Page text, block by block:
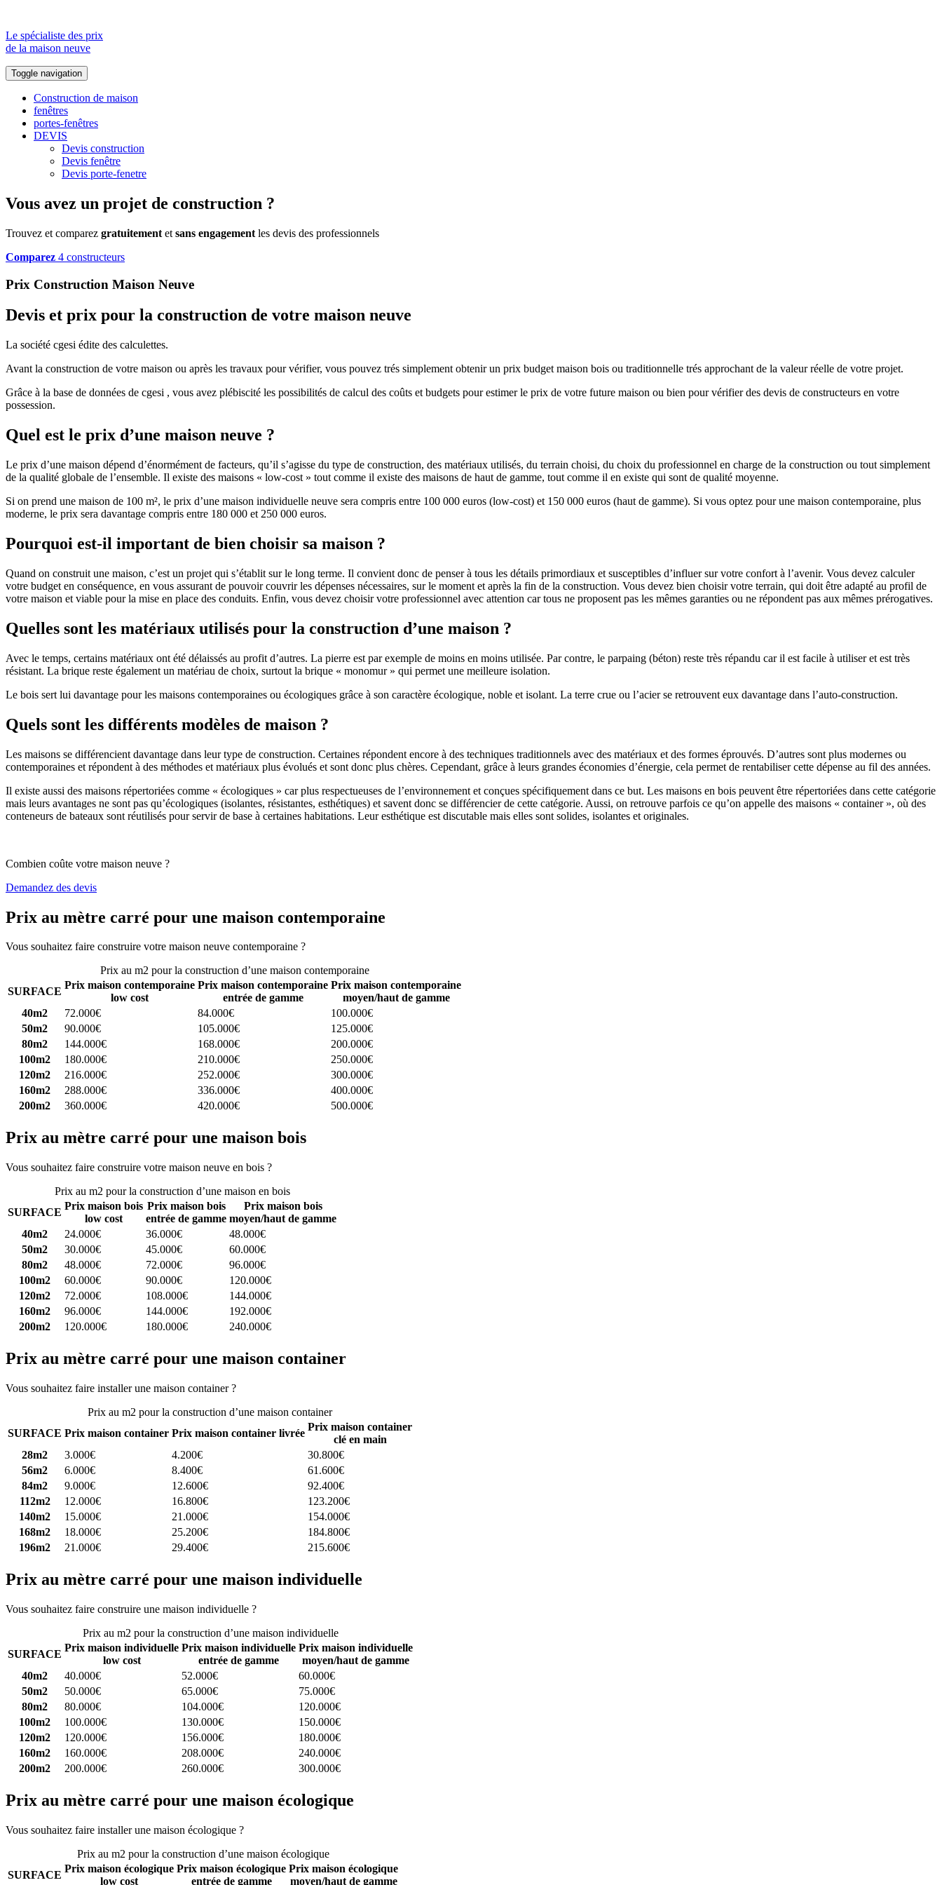
Le spécialiste des prix
de la maison neuve
Toggle navigation
Construction de maison
fenêtres
portes-fenêtres
DEVIS
Devis construction
Devis fenêtre
Devis porte-fenetre
Vous avez un projet de construction ?
Trouvez et comparez gratuitement et sans engagement les devis des professionnels
Comparez 4 constructeurs
Prix Construction Maison Neuve
Devis et prix pour la construction de votre maison neuve
La société cgesi édite des calculettes.
Avant la construction de votre maison ou après les travaux pour vérifier, vous pouvez trés simplement obtenir un prix budget maison bois ou traditionnelle trés approchant de la valeur réelle de votre projet.
Grâce à la base de données de cgesi , vous avez plébiscité les possibilités de calcul des coûts et budgets pour estimer le prix de votre future maison ou bien pour vérifier des devis de constructeurs en votre
possession.
Quel est le prix d’une maison neuve ?
Le prix d’une maison dépend d’énormément de facteurs, qu’il s’agisse du type de construction, des matériaux utilisés, du terrain choisi, du choix du professionnel en charge de la construction ou tout simplement
de la qualité globale de l’ensemble. Il existe des maisons « low-cost » tout comme il existe des maisons de haut de gamme, tout comme il en existe qui sont de qualité moyenne.
Si on prend une maison de 100 m², le prix d’une maison individuelle neuve sera compris entre 100 000 euros (low-cost) et 150 000 euros (haut de gamme). Si vous optez pour une maison contemporaine, plus
moderne, le prix sera davantage compris entre 180 000 et 250 000 euros.
Pourquoi est-il important de bien choisir sa maison ?
Quand on construit une maison, c’est un projet qui s’établit sur le long terme. Il convient donc de penser à tous les détails primordiaux et susceptibles d’influer sur votre confort à l’avenir. Vous devez calculer
votre budget en conséquence, en vous assurant de pouvoir couvrir les dépenses nécessaires, sur le moment et après la fin de la construction. Vous devez bien choisir votre terrain, qui doit être adapté au profil de
votre maison et viable pour la mise en place des conduits. Enfin, vous devez choisir votre professionnel avec attention car tous ne proposent pas les mêmes garanties ou ne répondent pas aux mêmes prérogatives.
Quelles sont les matériaux utilisés pour la construction d’une maison ?
Avec le temps, certains matériaux ont été délaissés au profit d’autres. La pierre est par exemple de moins en moins utilisée. Par contre, le parpaing (béton) reste très répandu car il est facile à utiliser et est très
résistant. La brique reste également un matériau de choix, surtout la brique « monomur » qui permet une meilleure isolation.
Le bois sert lui davantage pour les maisons contemporaines ou écologiques grâce à son caractère écologique, noble et isolant. La terre crue ou l’acier se retrouvent eux davantage dans l’auto-construction.
Quels sont les différents modèles de maison ?
Les maisons se différencient davantage dans leur type de construction. Certaines répondent encore à des techniques traditionnels avec des matériaux et des formes éprouvés. D’autres sont plus modernes ou
contemporaines et répondent à des méthodes et matériaux plus évolués et sont donc plus chères. Cependant, grâce à leurs grandes économies d’énergie, cela permet de rentabiliser cette dépense au fil des années.
Il existe aussi des maisons répertoriées comme « écologiques » car plus respectueuses de l’environnement et conçues spécifiquement dans ce but. Les maisons en bois peuvent être répertoriées dans cette catégorie
mais leurs avantages ne sont pas qu’écologiques (isolantes, résistantes, esthétiques) et savent donc se différencier de cette catégorie. Aussi, on retrouve parfois ce qu’on appelle des maisons « container », où des
conteneurs de bateaux sont réutilisés pour servir de base à certaines habitations. Leur esthétique est discutable mais elles sont solides, isolantes et originales.
Combien coûte votre maison neuve ?
Demandez des devis
Prix au mètre carré pour une maison contemporaine
Vous souhaitez faire construire votre maison neuve contemporaine ?
Prix au m2 pour la construction d’une maison contemporaine
SURFACE
Prix maison contemporaine
low cost
Prix maison contemporaine
entrée de gamme
Prix maison contemporaine
moyen/haut de gamme
40m2
72.000€ 84.000€
100.000€
50m2
90.000€ 105.000€
125.000€
80m2
144.000€ 168.000€
200.000€
100m2
180.000€ 210.000€
250.000€
120m2
216.000€ 252.000€
300.000€
160m2
288.000€ 336.000€
400.000€
200m2
360.000€ 420.000€ 500.000€
Prix au mètre carré pour une maison bois
Vous souhaitez faire construire votre maison neuve en bois ?
Prix au m2 pour la construction d’une maison en bois
SURFACE
Prix maison bois
low cost
Prix maison bois
entrée de gamme
Prix maison bois
moyen/haut de gamme
40m2
24.000€ 36.000€
48.000€
50m2
30.000€ 45.000€
60.000€
80m2
48.000€ 72.000€
96.000€
100m2
60.000€ 90.000€
120.000€
120m2
72.000€ 108.000€
144.000€
160m2
96.000€ 144.000€
192.000€
200m2
120.000€ 180.000€ 240.000€
Prix au mètre carré pour une maison container
Vous souhaitez faire installer une maison container ?
Prix au m2 pour la construction d’une maison container
SURFACE Prix maison container Prix maison container livrée
Prix maison container
clé en main
28m2
3.000€ 4.200€
30.800€
56m2
6.000€ 8.400€
61.600€
84m2
9.000€ 12.600€
92.400€
112m2
12.000€ 16.800€
123.200€
140m2
15.000€ 21.000€
154.000€
168m2
18.000€ 25.200€
184.800€
196m2
21.000€ 29.400€ 215.600€
Prix au mètre carré pour une maison individuelle
Vous souhaitez faire construire une maison individuelle ?
Prix au m2 pour la construction d’une maison individuelle
SURFACE
Prix maison individuelle
low cost
Prix maison individuelle
entrée de gamme
Prix maison individuelle
moyen/haut de gamme
40m2
40.000€ 52.000€
60.000€
50m2
50.000€ 65.000€
75.000€
80m2
80.000€ 104.000€
120.000€
100m2
100.000€ 130.000€
150.000€
120m2
120.000€ 156.000€
180.000€
160m2
160.000€ 208.000€
240.000€
200m2
200.000€ 260.000€ 300.000€
Prix au mètre carré pour une maison écologique
Vous souhaitez faire installer une maison écologique ?
Prix au m2 pour la construction d’une maison écologique
SURFACE
Prix maison écologique
low cost
Prix maison écologique
entrée de gamme
Prix maison écologique
moyen/haut de gamme